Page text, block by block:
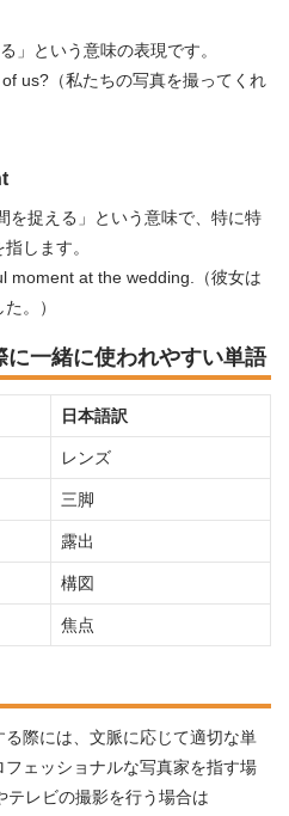
」という意味の表現です。
us?（私たちの写真を撮ってくれ
を捉える」という意味で、特に特
します。
moment at the wedding.（彼女は
。）
に一緒に使われやすい単語
日本語訳
レンズ
三脚
露出
構図
焦点
る際には、文脈に応じて適切な単
ェッショナルな写真家を指す場
レビの撮影を行う場合は